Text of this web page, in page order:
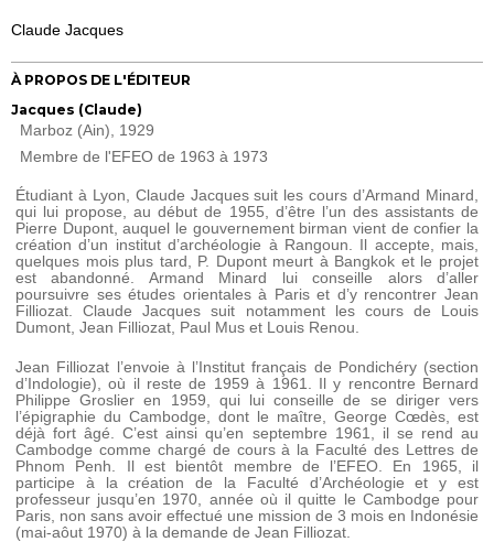
Claude Jacques
À PROPOS DE L'ÉDITEUR
Jacques (Claude)
Marboz (Ain), 1929
Membre de l'EFEO de 1963 à 1973
Étudiant à Lyon, Claude Jacques suit les cours d’Armand Minard,
qui lui propose, au début de 1955, d’être l’un des assistants de
Pierre Dupont, auquel le gouvernement birman vient de confier la
création d’un institut d’archéologie à Rangoun. Il accepte, mais,
quelques mois plus tard, P. Dupont meurt à Bangkok et le projet
est abandonné. Armand Minard lui conseille alors d’aller
poursuivre ses études orientales à Paris et d’y rencontrer Jean
Filliozat. Claude Jacques suit notamment les cours de Louis
Dumont, Jean Filliozat, Paul Mus et Louis Renou.
Jean Filliozat l’envoie à l’Institut français de Pondichéry (section
d’Indologie), où il reste de 1959 à 1961. Il y rencontre Bernard
Philippe Groslier en 1959, qui lui conseille de se diriger vers
l’épigraphie du Cambodge, dont le maître, George Cœdès, est
déjà fort âgé. C’est ainsi qu’en septembre 1961, il se rend au
Cambodge comme chargé de cours à la Faculté des Lettres de
Phnom Penh. Il est bientôt membre de l’EFEO. En 1965, il
participe à la création de la Faculté d’Archéologie et y est
professeur jusqu’en 1970, année où il quitte le Cambodge pour
Paris, non sans avoir effectué une mission de 3 mois en Indonésie
(mai-aôut 1970) à la demande de Jean Filliozat.